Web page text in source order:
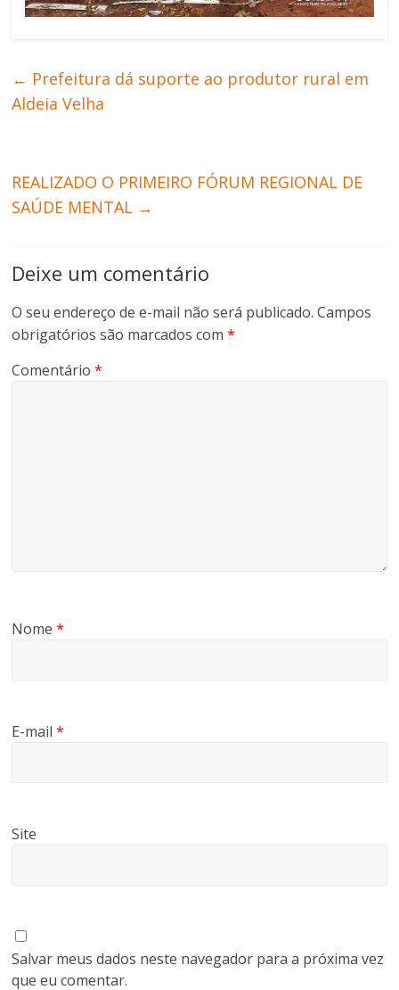
← Prefeitura dá suporte ao produtor rural em
Aldeia Velha
REALIZADO O PRIMEIRO FÓRUM REGIONAL DE
SAÚDE MENTAL →
Deixe um comentário
O seu endereço de e-mail não será publicado. Campos
obrigatórios são marcados com*
Comentário*
Nome*
E-mail*
Site
Salvar meus dados neste navegador para a próxima vez
que eu comentar.